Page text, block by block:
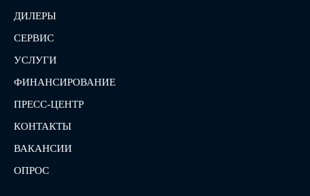
ДИЛЕРЫ
СЕРВИС
УСЛУГИ
ФИНАНСИРОВАНИЕ
ПРЕСС-ЦЕНТР
КОНТАКТЫ
ВАКАНСИИ
ОПРОС